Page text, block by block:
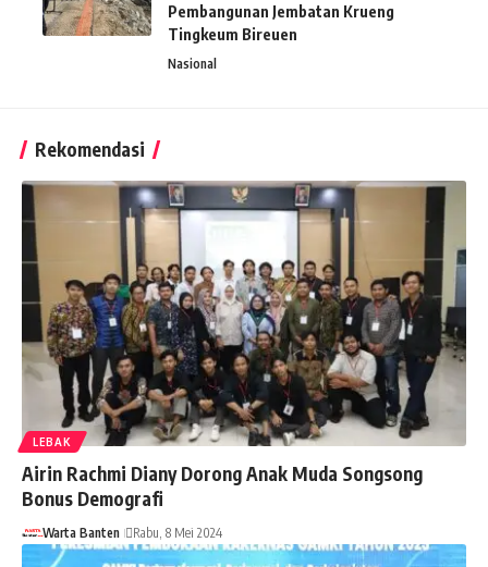
Pembangunan Jembatan Krueng
Tingkeum Bireuen
Nasional
Rekomendasi
LEBAK
Airin Rachmi Diany Dorong Anak Muda Songsong
Bonus Demografi
Warta Banten Rabu, 8 Mei 2024